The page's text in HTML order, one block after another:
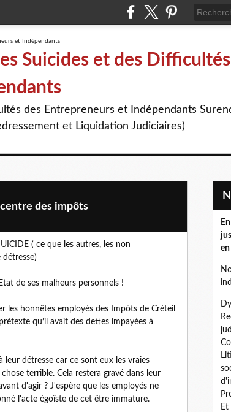
Suicides et des
des Entrepreneurs et Indépendants
et Liquidation Judiciaires)
des impôts
( ce que les autres, les non
de ses malheurs personnels !
les honnêtes employés des Impôts de Créteil
qu’il avait des dettes impayées à
leur détresse car ce sont eux les vraies
terrible. Cela restera gravé dans leur
d'agir ? J'espère que les employés ne
l'acte égoïste de cet être immature.
Et